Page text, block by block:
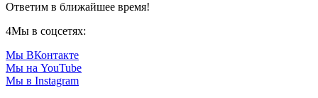
Ответим в ближайшее время!
4Мы в соцсетях:
Мы ВКонтакте
Мы на YouTube
Мы в Instagram